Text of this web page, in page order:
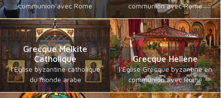
communion avec Rome
communion avec Rome
Grecque Melkite
Catholique
l’Eglise byzantine catholique
du monde arabe
Grecque Hellène
l’Eglise Grecque byzantine en
communion avec Rome